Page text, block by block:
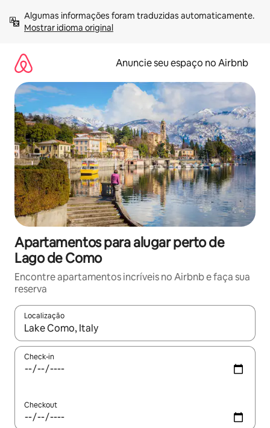
para
Mostrar idioma original
Anuncie seu espaço no Airbnb
Apartamentos para alugar perto de
Lago de Como
Encontre apartamentos incríveis no Airbnb e faça sua
reserva
Localização
Quando os resultados estiverem disponíveis, explore-os
Check-in
Checkout